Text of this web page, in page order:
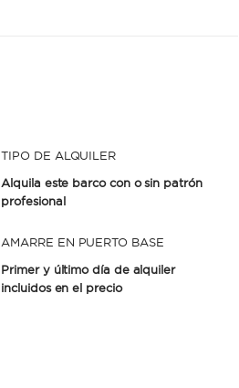
TIPO DE ALQUILER
Alquila este barco con o sin patrón
profesional
AMARRE EN PUERTO BASE
Primer y último día de alquiler
incluidos en el precio